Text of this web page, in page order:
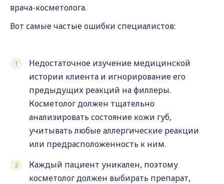
врача-косметолога.
Вот самые частые ошибки специалистов:
Недостаточное изучение медицинской
истории клиента и игнорирование его
предыдущих реакций на филлеры.
Косметолог должен тщательно
анализировать состояние кожи губ,
учитывать любые аллергические реакции
или предрасположенность к ним.
Каждый пациент уникален, поэтому
косметолог должен выбирать препарат,